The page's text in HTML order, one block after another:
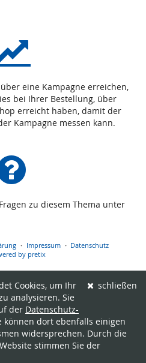
eine Kampagne erreichen,
bei Ihrer Bestellung, über
erreicht haben, damit der
Kampagne messen kann.
zu diesem Thema unter
Impressum
Datenschutz
by pretix
schließen
Cookies, um Ihr
analysieren. Sie
der Datenschutz-
können dort ebenfalls einigen
widersprechen. Durch die
stimmen Sie der